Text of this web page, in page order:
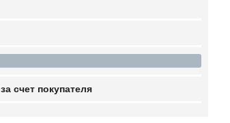
за счет покупателя